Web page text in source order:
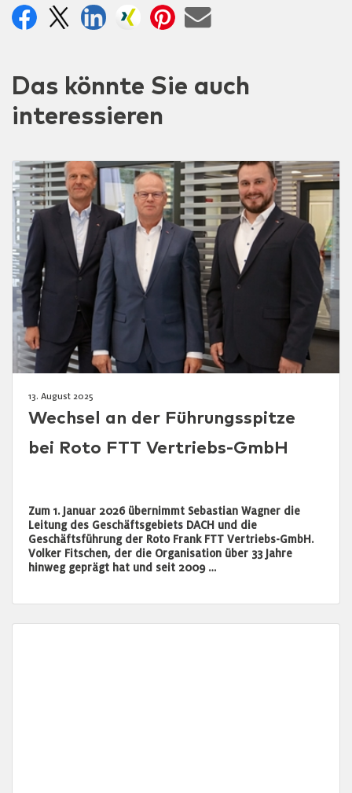
Das könnte Sie auch
interessieren
13. August 2025
Wechsel an der Führungsspitze
bei Roto FTT Vertriebs-GmbH
Zum 1. Januar 2026 übernimmt Sebastian Wagner die
Leitung des Geschäftsgebiets DACH und die
Geschäftsführung der Roto Frank FTT Vertriebs-GmbH.
Volker Fitschen, der die Organisation über 33 Jahre
hinweg geprägt hat und seit 2009 …